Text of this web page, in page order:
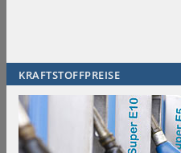
KRAFTSTOFFPREISE